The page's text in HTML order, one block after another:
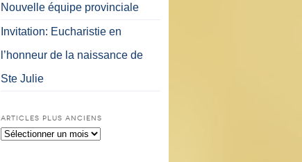
Nouvelle équipe provinciale
Invitation: Eucharistie en
l’honneur de la naissance de
Ste Julie
ARTICLES PLUS ANCIENS
Articles